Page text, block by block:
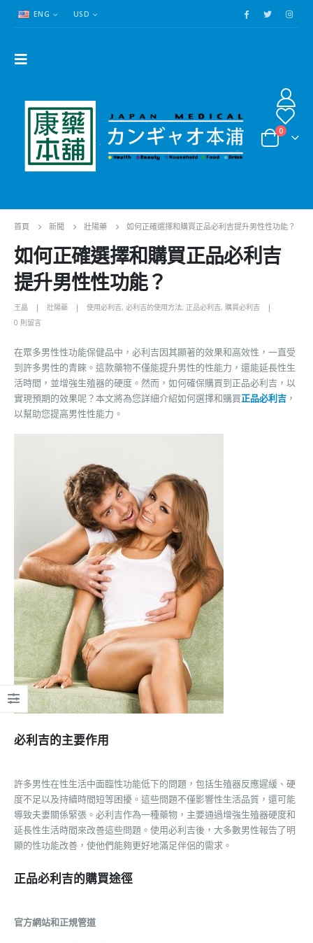
ENG USD
0
首頁 新聞 壯陽藥 如何正確選擇和購買正品必利吉提升男性性功能？
如何正確選擇和購買正品必利吉
提升男性性功能？
王晶 壯陽藥 使用必利吉, 必利吉的使用方法, 正品必利吉, 購買必利吉
0 則留言
在眾多男性性功能保健品中，必利吉因其顯著的效果和高效性，一直受
到許多男性的青睞。這款藥物不僅能提升男性的性能力，還能延長性生
活時間，並增強生殖器的硬度。然而，如何確保購買到正品必利吉，以
實現預期的效果呢？本文將為您詳細介紹如何選擇和購買正品必利吉 ，
以幫助您提高男性性能力。
必利吉的主要作用
許多男性在性生活中面臨性功能低下的問題，包括生殖器反應遲緩、硬
度不足以及持續時間短等困擾。這些問題不僅影響性生活品質，還可能
導致夫妻關係緊張。必利吉作為一種藥物，主要通過增強生殖器硬度和
延長性生活時間來改善這些問題。使用必利吉後，大多數男性報告了明
顯的性功能改善，使他們能夠更好地滿足伴侶的需求。
正品必利吉的購買途徑
官方網站和正規管道